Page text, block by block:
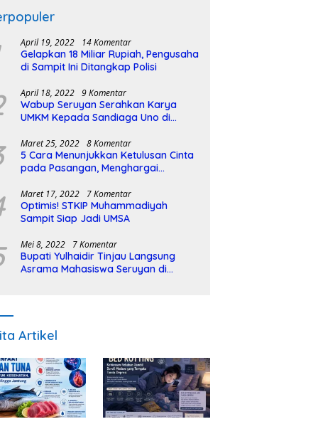
April 19, 2022 14 Komentar
Gelapkan 18 Miliar Rupiah, Pengusaha
di Sampit Ini Ditangkap Polisi
April 18, 2022 9 Komentar
Wabup Seruyan Serahkan Karya
UMKM Kepada Sandiaga Uno di
Maret 25, 2022 8 Komentar
5 Cara Menunjukkan Ketulusan Cinta
pada Pasangan, Menghargai
Maret 17, 2022 7 Komentar
Optimis! STKIP Muhammadiyah
Sampit Siap Jadi UMSA
Mei 8, 2022 7 Komentar
Bupati Yulhaidir Tinjau Langsung
Asrama Mahasiswa Seruyan di
Artikel